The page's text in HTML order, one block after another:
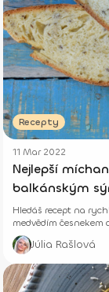
Recepty
11 Mar 2022
Nejlepší
balkánským
Hledáš recept na
medvědím
Júlia Rašlová